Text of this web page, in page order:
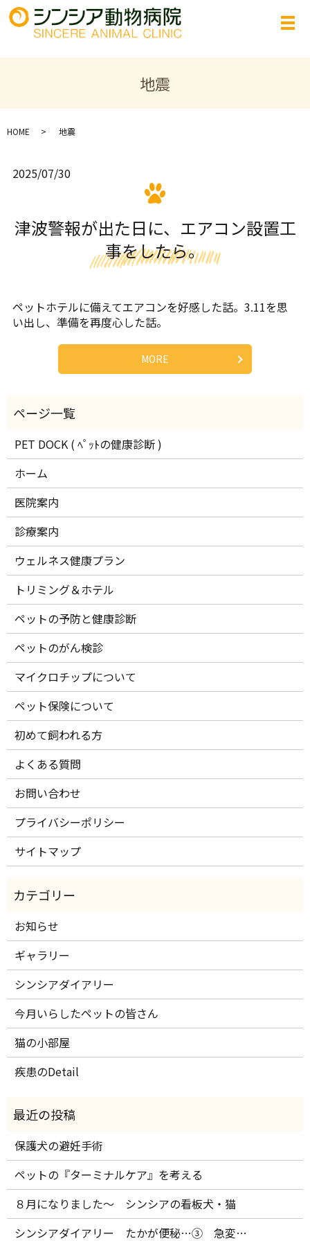
地震
HOME 地震
2025/07/30
津波警報が出た日に、エアコン設置工
事をしたら。
ペットホテルに備えてエアコンを好感した話。3.11を思
い出し、準備を再度心した話。
MORE
PET DOCK ( ﾍﾟｯﾄの健康診断 )
ホーム
医院案内
診療案内
ウェルネス健康プラン
トリミング＆ホテル
ペットの予防と健康診断
ペットのがん検診
マイクロチップについて
ペット保険について
初めて飼われる方
よくある質問
お問い合わせ
プライバシーポリシー
サイトマップ
お知らせ
ギャラリー
シンシアダイアリー
今月いらしたペットの皆さん
猫の小部屋
疾患のDetail
保護犬の避妊手術
ペットの『ターミナルケア』を考える
８月になりました～ シンシアの看板犬・猫
シンシアダイアリー たかが便秘…③ 急変…